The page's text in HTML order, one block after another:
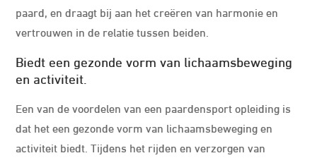
paard, en draagt bij aan het creëren van harmonie en
vertrouwen in de relatie tussen beiden.
Biedt een gezonde vorm van lichaamsbeweging
en activiteit.
Een van de voordelen van een paardensport opleiding is
dat het een gezonde vorm van lichaamsbeweging en
activiteit biedt. Tijdens het rijden en verzorgen van